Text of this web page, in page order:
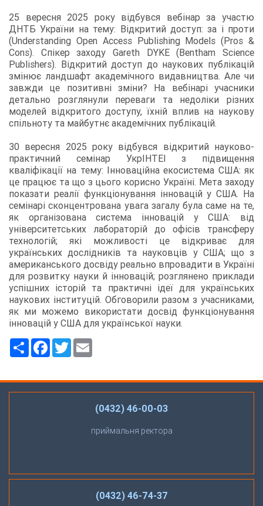
25 вересня 2025 року відбувся вебінар за участю
ДНТБ України на тему: Відкритий доступ: за і проти
(Understanding Open Access Publishing Models (Pros &
Cons). Спікер заходу Gareth DYKE (Bentham Science
Publishers). Відкритий доступ до наукових публікацій
змінює ландшафт академічного видавництва. Але чи
завжди це позитивні зміни? На вебінарі учасники
детально розглянули переваги та недоліки різних
моделей відкритого доступу, їхній вплив на наукову
спільноту та майбутнє академічних публікацій.
30 вересня 2025 року відбувся відкритий науково-
практичний семінар УкрІНТЕІ з підвищення
кваліфікації на тему: Інноваційна екосистема США: як
це працює та що з цього корисно Україні. Мета заходу
показати реалії функціонування інновацій у США. На
семінарі сконцентрована увага загалу була саме на те,
як організована система інновацій у США: від
університетських лабораторій до офісів трансферу
технологій; які можливості це відкриває для
українських дослідників та науковців у США; що з
американського досвіду реально впровадити в Україні
для розвитку науки й інновацій; розглянено приклади
успішних історій та практичні ідеї для українських
наукових інституцій. Обговорили разом з учасниками,
як ми можемо використати досвід функціонування
інновацій у США для української науки.
РесурсFacebook
Twitter
(0432) 46-00-03
приймальня ректора
(0432) 46-74-37